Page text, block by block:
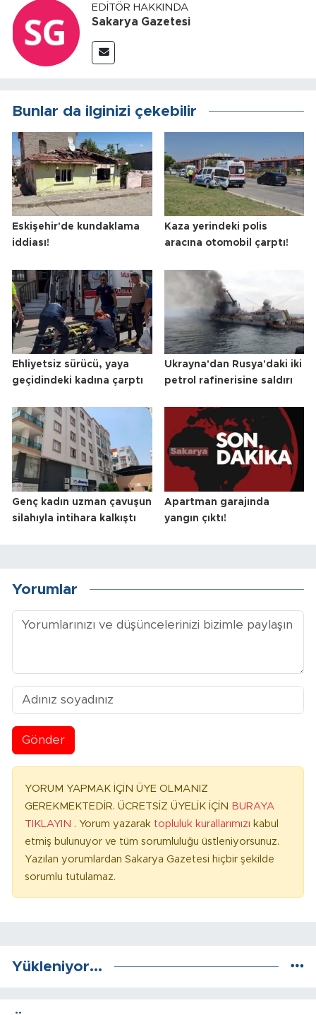
EDITÖR HAKKINDA
Sakarya Gazetesi
Bunlar da ilginizi çekebilir
Eskişehir'de kundaklama
iddiası!
Kaza yerindeki polis
aracına otomobil çarptı!
Ehliyetsiz sürücü, yaya
geçidindeki kadına çarptı
Ukrayna'dan Rusya'daki iki
petrol rafinerisine saldırı
Genç kadın uzman çavuşun
silahıyla intihara kalkıştı
Apartman garajında
yangın çıktı!
Yorumlar
Gönder
YORUM YAPMAK İÇİN ÜYE OLMANIZ
GEREKMEKTEDİR. ÜCRETSİZ ÜYELİK İÇİN BURAYA
TIKLAYIN . Yorum yazarak topluluk kurallarımızı kabul
etmiş bulunuyor ve tüm sorumluluğu üstleniyorsunuz.
Yazılan yorumlardan Sakarya Gazetesi hiçbir şekilde
sorumlu tutulamaz.
Yükleniyor...